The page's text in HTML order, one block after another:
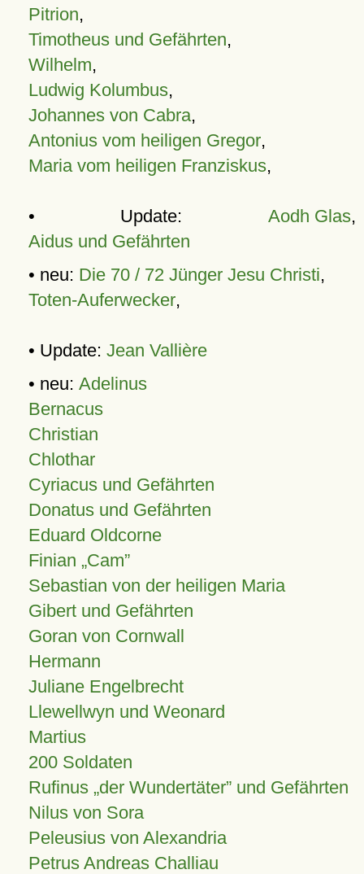
Pitrion,
Timotheus und Gefährten,
Wilhelm,
Ludwig Kolumbus,
Johannes von Cabra,
Antonius vom heiligen Gregor,
Maria vom heiligen Franziskus,
• Update: Aodh Glas,
Aidus und Gefährten
• neu: Die 70 / 72 Jünger Jesu Christi,
Toten-Auferwecker,
• Update: Jean Vallière
• neu: Adelinus
Bernacus
Christian
Chlothar
Cyriacus und Gefährten
Donatus und Gefährten
Eduard Oldcorne
Finian Cam
Sebastian von der heiligen Maria
Gibert und Gefährten
Goran von Cornwall
Hermann
Juliane Engelbrecht
Llewellwyn und Weonard
Martius
200 Soldaten
Rufinus „der Wundertäter” und Gefährten
Nilus von Sora
Peleusius von Alexandria
Petrus Andreas Challiau